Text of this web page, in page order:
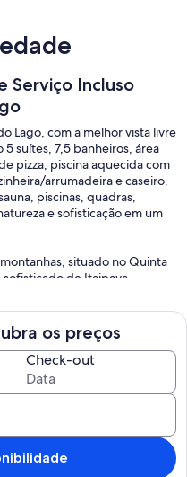
Serviço Incluso
Lago, com a melhor vista livre
suítes, 7,5 banheiros, área
pizza, piscina aquecida com
arrumadeira e caseiro.
piscinas, quadras,
e sofisticação em um
situado no Quinta
de Itaipava.
terreno de 4.000 m², a casa
e uma vista espetacular
completa de serviço) e 7
hóspedes com muito
integrados e
sala de jantar e cozinha
os preços
Check-out